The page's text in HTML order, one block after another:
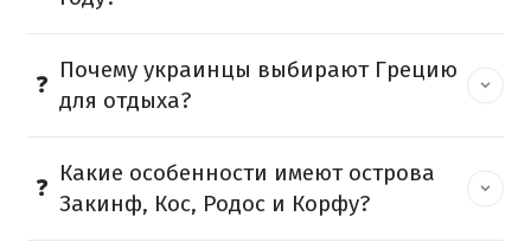
Почему украинцы выбирают Грецию
для отдыха?
Какие особенности имеют острова
Закинф, Кос, Родос и Корфу?